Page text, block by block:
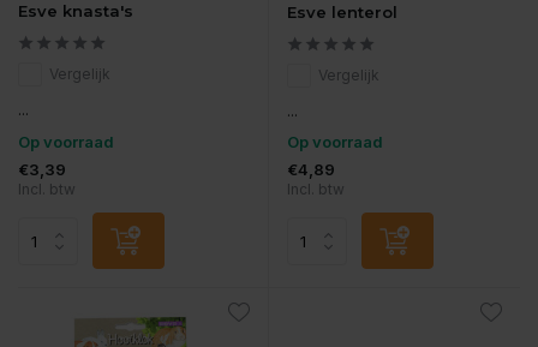
Esve knasta's
Vergelijk
...
Op voorraad
€3,39
Incl. btw
Esve lenterol
Vergelijk
...
Op voorraad
€4,89
Incl. btw